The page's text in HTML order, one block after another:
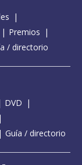
Premios
/ directorio
DVD
Guía / directorio